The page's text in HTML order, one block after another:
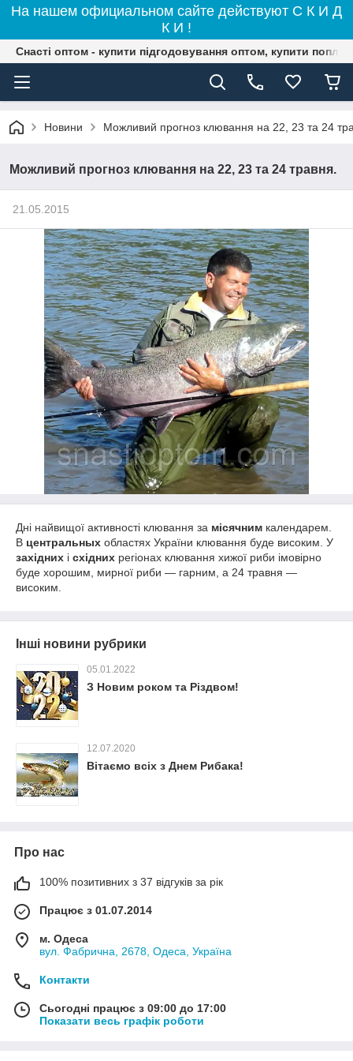
На нашем официальном сайте действуют С К И Д
К И !
Снасті оптом - купити підгодовування оптом, купити
Новини Можливий прогноз клювання на 22, 23 та 24
Можливий прогноз клювання на 22, 23 та 24 травня.
21.05.2015
Дні найвищої активності клювання за місячним календарем.
В центральных областях України клювання буде високим. У
західних і східних регіонах клювання хижої риби імовірно
буде хорошим, мирної риби ― гарним, а 24 травня ―
високим.
Інші новини рубрики
05.01.2022
З Новим роком та Різдвом!
12.07.2020
Вітаємо всіх з Днем Рибака!
Про нас
100% позитивних з 37 відгуків за рік
Працює з 01.07.2014
м. Одеса
вул. Фабрична, 2678, Одеса, Україна
Контакти
Сьогодні працює з 09:00 до 17:00
Показати весь графік роботи